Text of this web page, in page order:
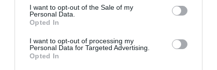
consent section.
I want to opt-out of the Sale of my
Personal Data.
Opted In
I want to opt-out of processing my
Personal Data for Targeted Advertising.
Opted In
Repülők, vitorlások, szuperautók - Megéri a vagyonadó?
Figyelem! A cikkhez hozzáfűzött hozzászólások nem a
network nézeteit
tükrözik. A szerkesztőség mindössze a hírek publikációjával foglalkozik, a
kommenteket nem tudja befolyásolni - azok az olvasók személyes véleményét
tartalmazzák.